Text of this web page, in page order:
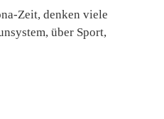
Zeit, denken viele
über Sport,